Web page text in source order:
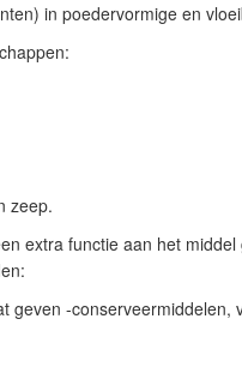
in poedervormige en
zeep.
extra functie aan het
geven -conserveermiddelen,